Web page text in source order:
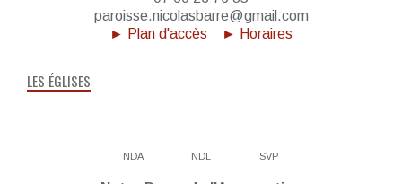
paroisse.nicolasbarre@gmail.com
► Plan d'accès
► Horaires
LES ÉGLISES
NDA NDL SVP